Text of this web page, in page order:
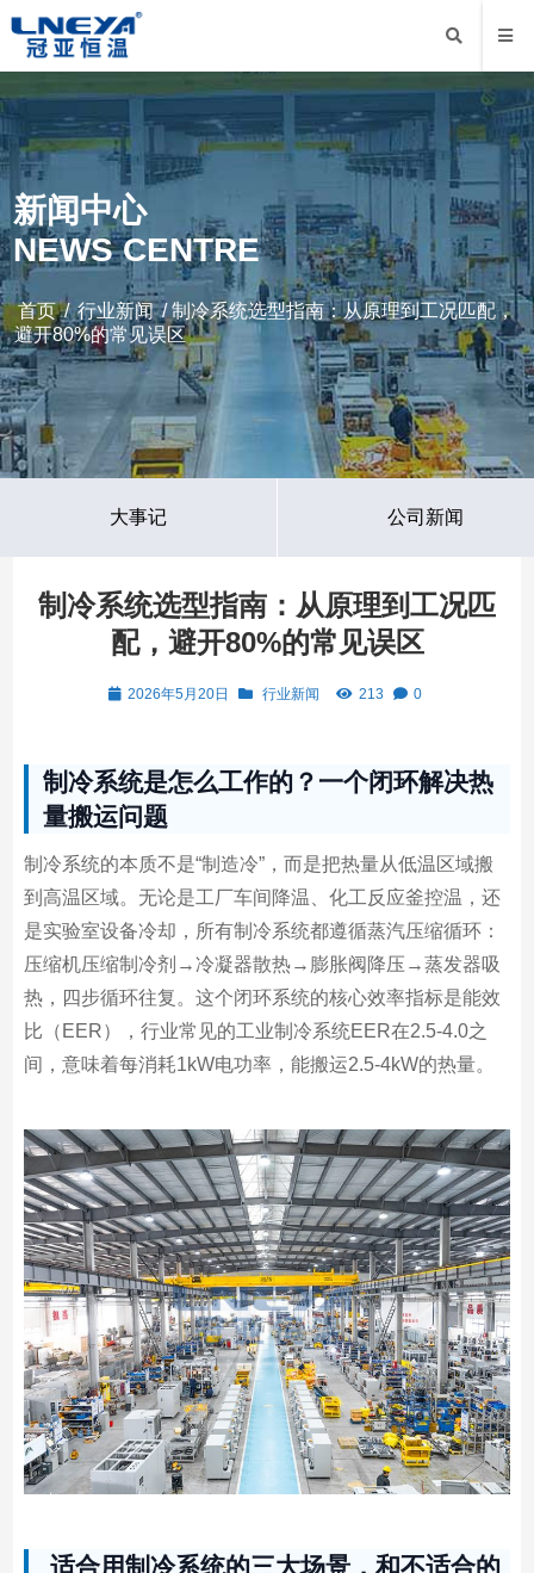
新闻中心
NEWS CENTRE
首页/行业新闻/ 制冷系统选型指南：从原理到工况匹配，
避开80%的常见误区
大事记 公司新闻
制冷系统选型指南：从原理到工况匹
配，避开80%的常见误区
2026年5月20日 行业新闻 213 0
制冷系统是怎么工作的？一个闭环解决热
量搬运问题
制冷系统的本质不是“制造冷”，而是把热量从低温区域搬
到高温区域。无论是工厂车间降温、化工反应釜控温，还
是实验室设备冷却，所有制冷系统都遵循蒸汽压缩循环：
压缩机压缩制冷剂→冷凝器散热→膨胀阀降压→蒸发器吸
热，四步循环往复。这个闭环系统的核心效率指标是能效
比（EER），行业常见的工业制冷系统EER在2.5-4.0之
间，意味着每消耗1kW电功率，能搬运2.5-4kW的热量。
适合用制冷系统的三大场景，和不适合的